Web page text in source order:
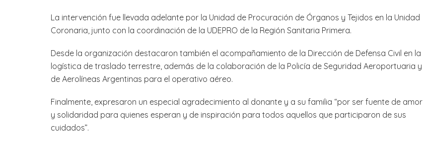
La intervención fue llevada adelante por la Unidad de Procuración de Órganos y Tejidos en la Unidad
Coronaria, junto con la coordinación de la UDEPRO de la Región Sanitaria Primera.
Desde la organización destacaron también el acompañamiento de la Dirección de Defensa Civil en la
logística de traslado terrestre, además de la colaboración de la Policía de Seguridad Aeroportuaria y
de Aerolíneas Argentinas para el operativo aéreo.
Finalmente, expresaron un especial agradecimiento al donante y a su familia “por ser fuente de amor
y solidaridad para quienes esperan y de inspiración para todos aquellos que participaron de sus
cuidados”.